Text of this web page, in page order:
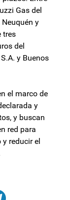
Gas del
y
tres
del
y Buenos
el marco de
y
y buscan
red para
reducir el
trata la
sobre el 2027 y